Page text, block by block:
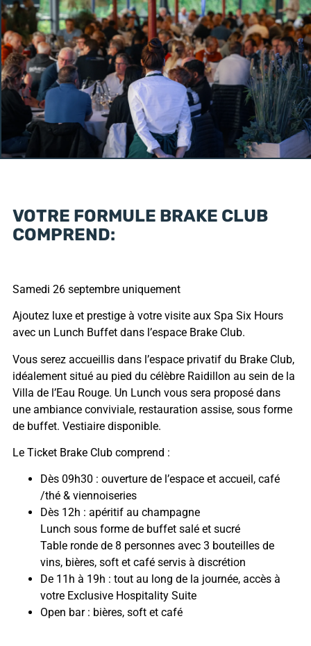
VOTRE FORMULE BRAKE CLUB
COMPREND:
Samedi 26 septembre uniquement
Ajoutez luxe et prestige à votre visite aux Spa Six Hours
avec un Lunch Buffet dans l’espace Brake Club.
Vous serez accueillis dans l’espace privatif du Brake Club,
idéalement situé au pied du célèbre Raidillon au sein de la
Villa de l’Eau Rouge. Un Lunch vous sera proposé dans
une ambiance conviviale, restauration assise, sous forme
de buffet. Vestiaire disponible.
Le Ticket Brake Club comprend :
Dès 09h30 : ouverture de l’espace et accueil, café
/thé & viennoiseries
Dès 12h : apéritif au champagne
Lunch sous forme de buffet salé et sucré
Table ronde de 8 personnes avec 3 bouteilles de
vins, bières, soft et café servis à discrétion
De 11h à 19h : tout au long de la journée, accès à
votre Exclusive Hospitality Suite
Open bar : bières, soft et café